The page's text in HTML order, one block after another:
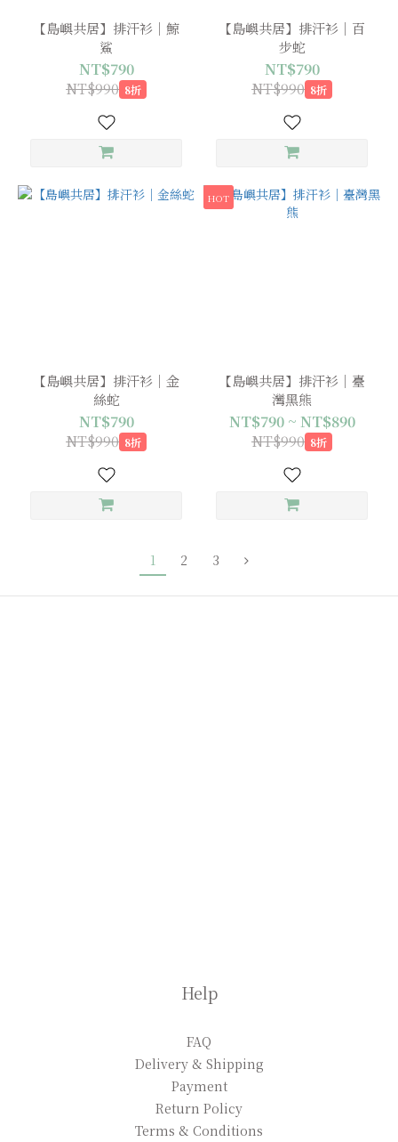
【島嶼共居】排汗衫｜鯨
鯊
NT$790
NT$990 8折
【島嶼共居】排汗衫｜百
步蛇
NT$790
NT$990 8折
【島嶼共居】排汗衫｜金
絲蛇
NT$790
NT$990 8折
HOT
【島嶼共居】排汗衫｜臺
灣黑熊
NT$790 ~ NT$890
NT$990 8折
1 2 3
Help
FAQ
Delivery & Shipping
Payment
Return Policy
Terms & Conditions